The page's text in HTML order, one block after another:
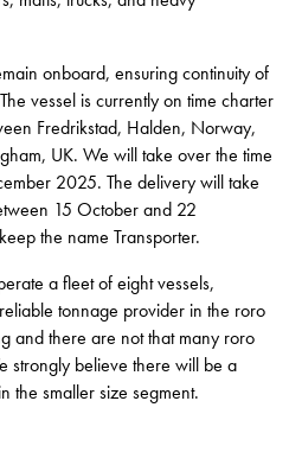
onboard, ensuring continuity of
vessel is currently on time charter
Fredrikstad, Halden, Norway,
UK. We will take over the time
2025. The delivery will take
15 October and 22
the name Transporter.
a fleet of eight vessels,
tonnage provider in the roro
and there are not that many roro
strongly believe there will be a
the smaller size segment.